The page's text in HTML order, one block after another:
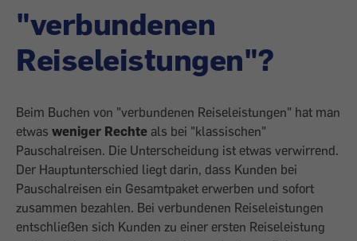
"verbundenen
Reiseleistungen"?
Beim Buchen von "verbundenen Reiseleistungen" hat man
etwas weniger Rechte als bei "klassischen"
Pauschalreisen. Die Unterscheidung ist etwas verwirrend.
Der Hauptunterschied liegt darin, dass Kunden bei
Pauschalreisen ein Gesamtpaket erwerben und sofort
zusammen bezahlen. Bei verbundenen Reiseleistungen
entschließen sich Kunden zu einer ersten Reiseleistung